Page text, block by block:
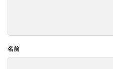
名前